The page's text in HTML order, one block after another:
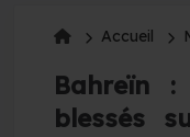
Accueil
Bahreïn
blessés